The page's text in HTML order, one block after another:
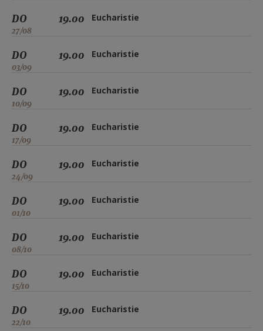
DO
27/08
19.00 Eucharistie
DO
03/09
19.00 Eucharistie
DO
10/09
19.00 Eucharistie
DO
17/09
19.00 Eucharistie
DO
24/09
19.00 Eucharistie
DO
01/10
19.00 Eucharistie
DO
08/10
19.00 Eucharistie
DO
15/10
19.00 Eucharistie
DO
22/10
19.00 Eucharistie